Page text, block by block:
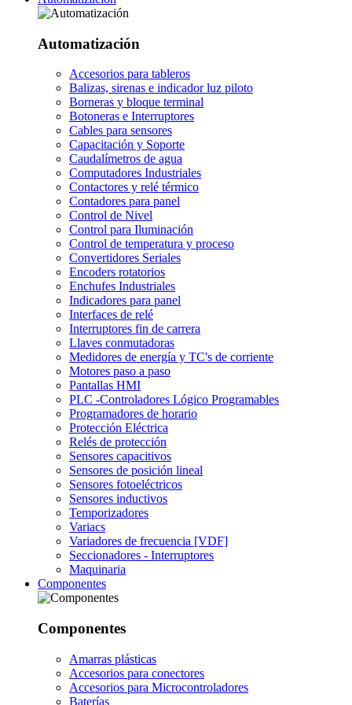
Automatización
Accesorios para tableros
Balizas, sirenas e indicador luz piloto
Borneras y bloque terminal
Botoneras e Interruptores
Cables para sensores
Capacitación y Soporte
Caudalímetros de agua
Computadores Industriales
Contactores y relé térmico
Contadores para panel
Control de Nivel
Control para Iluminación
Control de temperatura y proceso
Convertidores Seriales
Encoders rotatorios
Enchufes Industriales
Indicadores para panel
Interfaces de relé
Interruptores fin de carrera
Llaves conmutadoras
Medidores de energía y TC's de corriente
Motores paso a paso
Pantallas HMI
PLC -Controladores Lógico Programables
Programadores de horario
Protección Eléctrica
Relés de protección
Sensores capacitivos
Sensores de posición lineal
Sensores fotoeléctricos
Sensores inductivos
Temporizadores
Variacs
Variadores de frecuencia [VDF]
Seccionadores - Interruptores
Maquinaria
Componentes
Componentes
Amarras plásticas
Accesorios para conectores
Accesorios para Microcontroladores
Baterías